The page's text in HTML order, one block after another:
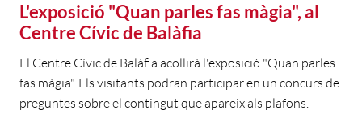
L'exposició "Quan parles fas màgia", al
Centre Cívic de Balàfia
El Centre Cívic de Balàfia acollirà l'exposició "Quan parles
fas màgia". Els visitants podran participar en un concurs de
preguntes sobre el contingut que apareix als plafons.